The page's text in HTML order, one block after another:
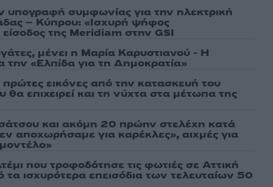
υπογραφή συμφωνίας για την ηλεκτρική
– Κύπρου: «Ισχυρή ψήφος
της Meridiam στην GSI
μένει η Μαρία Καρυστιανού - Η
την «Ελπίδα για τη Δημοκρατία»
εικόνες από την κατασκευή του
επιχειρεί και τη νύχτα στα μέτωπα της
και ακόμη 20 πρώην στελέχη κατά
αποχωρήσαμε για καρέκλες», αιχμές για
που τροφοδότησε τις φωτιές σε Αττική
τα ισχυρότερα επεισόδια των τελευταίων 50